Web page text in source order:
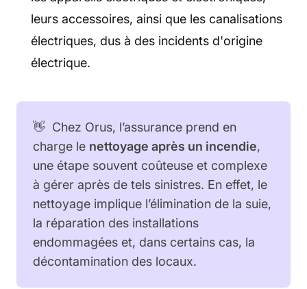
leurs accessoires, ainsi que les canalisations
électriques, dus à des incidents d'origine
électrique.
👋 Chez Orus, l’assurance prend en
charge le nettoyage après un incendie,
une étape souvent coûteuse et complexe
à gérer après de tels sinistres. En effet, le
nettoyage implique l’élimination de la suie,
la réparation des installations
endommagées et, dans certains cas, la
décontamination des locaux.